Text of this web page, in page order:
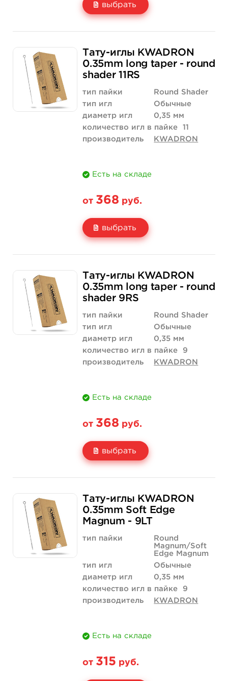
выбрать
Цена
Количество
315 руб.
купить
Тату-иглы KWADRON
0.35mm long taper - round
shader 11RS
тип пайки
Round Shader
тип игл
Обычные
диаметр игл
0,35 мм
количество игл в пайке
11
производитель
KWADRON
Есть на складе
от 368 руб.
выбрать
Цена
Количество
368 руб.
купить
Тату-иглы KWADRON
0.35mm long taper - round
shader 9RS
тип пайки
Round Shader
тип игл
Обычные
диаметр игл
0,35 мм
количество игл в пайке
9
производитель
KWADRON
Есть на складе
от 368 руб.
выбрать
Цена
Количество
368 руб.
купить
Тату-иглы KWADRON
0.35mm Soft Edge
Magnum - 9LT
тип пайки
Round
Magnum/Soft
Edge Magnum
тип игл
Обычные
диаметр игл
0,35 мм
количество игл в пайке
9
производитель
KWADRON
Есть на складе
от 315 руб.